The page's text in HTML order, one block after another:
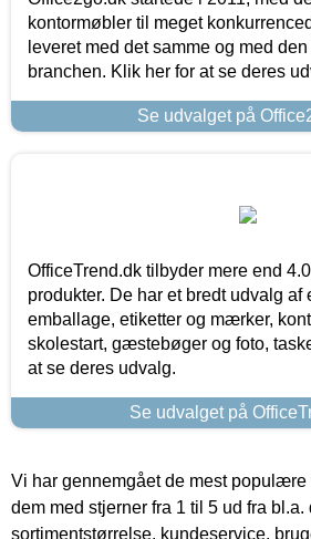
kontormøbler til meget
leveret med det samme og med
branchen. Klik her for at se deres
Se udvalget på
OfficeTrend.dk tilbyder mere end
produkter. De har et bredt udvalg af
emballage, etiketter og mærker,
skolestart, gæstebøger og foto,
at se deres udvalg.
Se udvalget på
Vi har gennemgået de mest
dem med stjerner fra 1 til 5 ud fra
sortimentstørrelse, kundeservice,